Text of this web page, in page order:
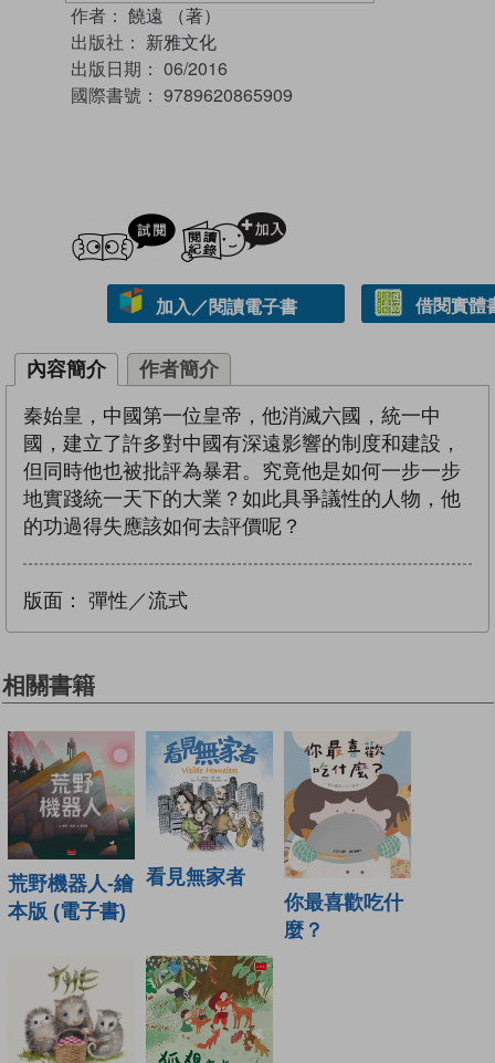
作者： 饒遠 （著）
出版社： 新雅文化
出版日期： 06/2016
國際書號： 9789620865909
試閲
加入／閱讀電子書 借閱實體
內容簡介 作者簡介
秦始皇，中國第一位皇帝，他消滅六國，統一中
國，建立了許多對中國有深遠影響的制度和建設，
但同時他也被批評為暴君。究竟他是如何一步一步
地實踐統一天下的大業？如此具爭議性的人物，他
的功過得失應該如何去評價呢？
版面： 彈性／流式
相關書籍
荒野機器人-繪
本版 (電子書)
看見無家者
你最喜歡吃什
麼？